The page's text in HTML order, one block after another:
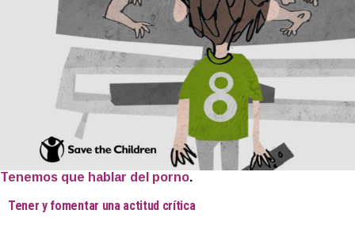
Tenemos que hablar del porno.
Tener y fomentar una actitud crítica